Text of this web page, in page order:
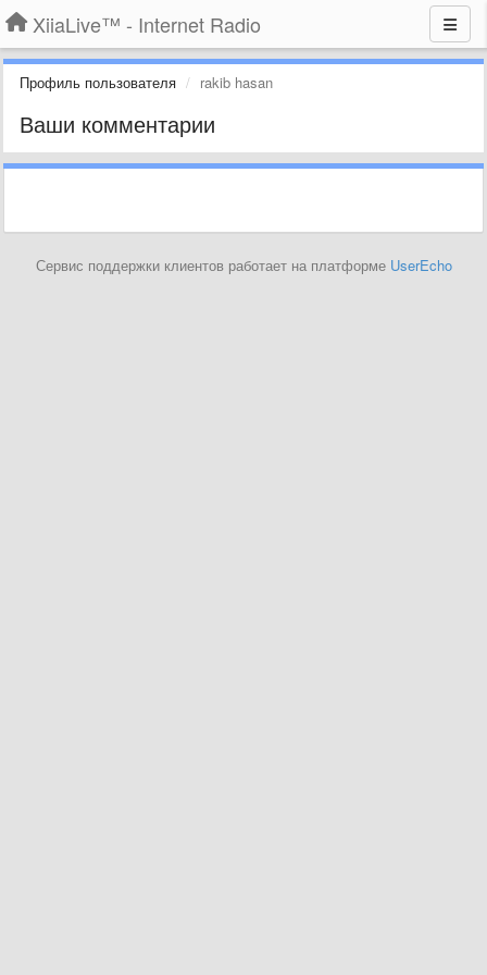
XiiaLive™ - Internet Radio
Профиль пользователя rakib hasan
Ваши комментарии
Сервис поддержки клиентов работает на платформе UserEcho